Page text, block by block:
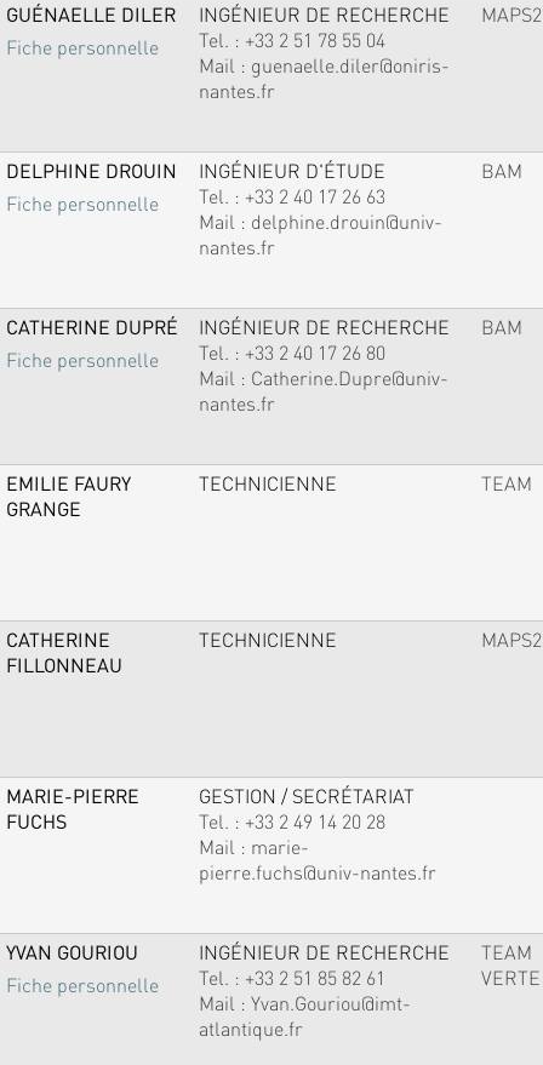
GUÉNAELLE DILER
Fiche personnelle
INGÉNIEUR DE RECHERCHE
Tel. : +33 2 51 78 55 04
Mail : guenaelle.diler@oniris-
nantes.fr
MAPS2
DELPHINE DROUIN
Fiche personnelle
INGÉNIEUR D'ÉTUDE
Tel. : +33 2 40 17 26 63
Mail : delphine.drouin@univ-
nantes.fr
BAM
CATHERINE DUPRÉ
Fiche personnelle
INGÉNIEUR DE RECHERCHE
Tel. : +33 2 40 17 26 80
Mail : Catherine.Dupre@univ-
nantes.fr
BAM
EMILIE FAURY
GRANGE
TECHNICIENNE TEAM
CATHERINE
FILLONNEAU
TECHNICIENNE MAPS2
MARIE-PIERRE
FUCHS
GESTION / SECRÉTARIAT
Tel. : +33 2 49 14 20 28
Mail : marie-
pierre.fuchs@univ-nantes.fr
YVAN GOURIOU
Fiche personnelle
INGÉNIEUR DE RECHERCHE
Tel. : +33 2 51 85 82 61
Mail : Yvan.Gouriou@imt-
atlantique.fr
TEAM
VERTE